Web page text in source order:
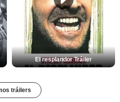
El resplandor Tráiler
tráilers